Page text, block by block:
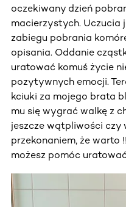
oczekiwany dzień
macierzystych. Uczucia
zabiegu pobrania
opisania. Oddanie
uratować komuś życie
pozytywnych emocji.
kciuki za mojego brata
mu się wygrać walkę z
jeszcze wątpliwości czy
przekonaniem, że warto
możesz pomóc